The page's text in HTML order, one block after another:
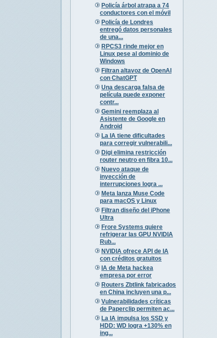
Policía árbol atrapa a 74
conductores con el móvil
Policía de Londres
entregó datos personales
de una...
RPCS3 rinde mejor en
Linux pese al dominio de
Windows
Filtran altavoz de OpenAI
con ChatGPT
Una descarga falsa de
película puede exponer
contr...
Gemini reemplaza al
Asistente de Google en
Android
La IA tiene dificultades
para corregir vulnerabili...
Digi elimina restricción
router neutro en fibra 10...
Nuevo ataque de
inyección de
interrupciones logra ...
Meta lanza Muse Code
para macOS y Linux
Filtran diseño del iPhone
Ultra
Frore Systems quiere
refrigerar las GPU NVIDIA
Rub...
NVIDIA ofrece API de IA
con créditos gratuitos
IA de Meta hackea
empresa por error
Routers Zbtlink fabricados
en China incluyen una p...
Vulnerabilidades críticas
de Paperclip permiten ac...
La IA impulsa los SSD y
HDD: WD logra +130% en
ing...